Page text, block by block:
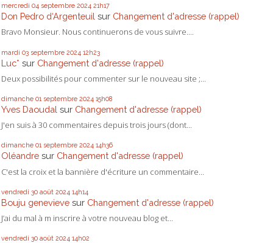
mercredi 04 septembre 2024 21h17
Don Pedro d‘Argenteuil sur Changement d'adresse (rappel)
Bravo Monsieur. Nous continuerons de vous suivre....
mardi 03 septembre 2024 12h23
Luc* sur Changement d'adresse (rappel)
Deux possibilités pour commenter sur le nouveau site ;...
dimanche 01 septembre 2024 15h08
Yves Daoudal sur Changement d'adresse (rappel)
J'en suis à 30 commentaires depuis trois jours (dont...
dimanche 01 septembre 2024 14h36
Oléandre sur Changement d'adresse (rappel)
C'est la croix et la bannière d'écriture un commentaire...
vendredi 30 août 2024 14h14
Bouju genevieve sur Changement d'adresse (rappel)
J’ai du mal à m inscrire à votre nouveau blog et...
vendredi 30 août 2024 14h02